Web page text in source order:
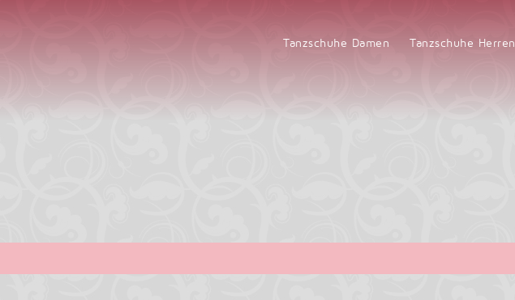
Tanzschuhe Damen Tanzschuhe Herren